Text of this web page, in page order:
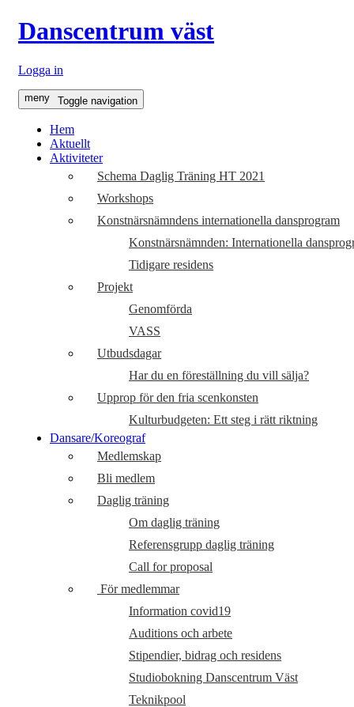
Danscentrum väst
Logga in
meny Toggle navigation
Hem
Aktuellt
Aktiviteter
Schema Daglig Träning HT 2021
Workshops
Konstnärsnämndens internationella dansprogram
Konstnärsnämnden: Internationella
Tidigare residens
Projekt
Genomförda
VASS
Utbudsdagar
Har du en föreställning du vill sälja?
Upprop för den fria scenkonsten
Kulturbudgeten: Ett steg i rätt riktning
Dansare/Koreograf
Medlemskap
Bli medlem
Daglig träning
Om daglig träning
Referensgrupp daglig träning
Call for proposal
För medlemmar
Information covid19
Auditions och arbete
Stipendier, bidrag och residens
Studiobokning Danscentrum Väst
Teknikpool